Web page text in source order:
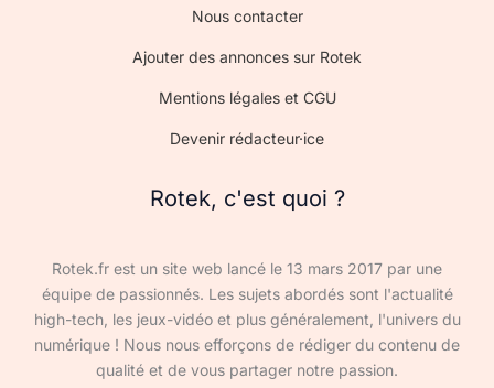
Nous contacter
Ajouter des annonces sur Rotek
Mentions légales et CGU
Devenir rédacteur·ice
Rotek, c'est quoi ?
Rotek.fr est un site web lancé le 13 mars 2017 par une
équipe de passionnés. Les sujets abordés sont l'actualité
high-tech, les jeux-vidéo et plus généralement, l'univers du
numérique ! Nous nous efforçons de rédiger du contenu de
qualité et de vous partager notre passion.